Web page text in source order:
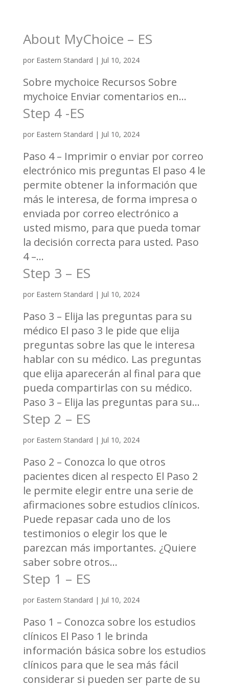
About MyChoice – ES
por Eastern Standard | Jul 10, 2024
Sobre mychoice Recursos Sobre
mychoice Enviar comentarios en...
Step 4 -ES
por Eastern Standard | Jul 10, 2024
Paso 4 – Imprimir o enviar por correo
electrónico mis preguntas El paso 4 le
permite obtener la información que
más le interesa, de forma impresa o
enviada por correo electrónico a
usted mismo, para que pueda tomar
la decisión correcta para usted. Paso
4 –...
Step 3 – ES
por Eastern Standard | Jul 10, 2024
Paso 3 – Elija las preguntas para su
médico El paso 3 le pide que elija
preguntas sobre las que le interesa
hablar con su médico. Las preguntas
que elija aparecerán al final para que
pueda compartirlas con su médico.
Paso 3 – Elija las preguntas para su...
Step 2 – ES
por Eastern Standard | Jul 10, 2024
Paso 2 – Conozca lo que otros
pacientes dicen al respecto El Paso 2
le permite elegir entre una serie de
afirmaciones sobre estudios clínicos.
Puede repasar cada uno de los
testimonios o elegir los que le
parezcan más importantes. ¿Quiere
saber sobre otros...
Step 1 – ES
por Eastern Standard | Jul 10, 2024
Paso 1 – Conozca sobre los estudios
clínicos El Paso 1 le brinda
información básica sobre los estudios
clínicos para que le sea más fácil
considerar si pueden ser parte de su